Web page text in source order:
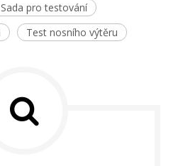
Sada pro testování
Test nosního výtěru